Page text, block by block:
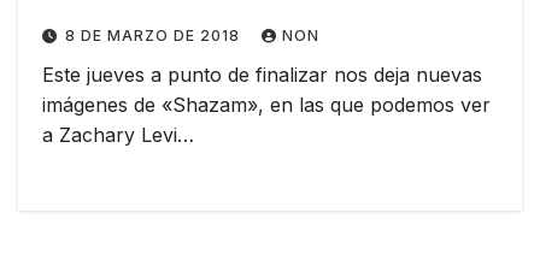
8 DE MARZO DE 2018 NON
Este jueves a punto de finalizar nos deja nuevas
imágenes de «Shazam», en las que podemos ver
a Zachary Levi…